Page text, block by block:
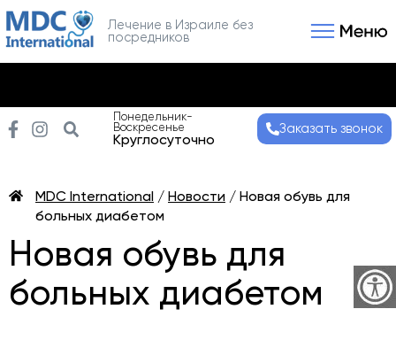
Лечение в Израиле без
посредников
Понедельник-
Воскресенье
Круглосуточно
Заказать звонок
MDC International / Новости / Новая обувь для
больных диабетом
Новая обувь для
больных диабетом